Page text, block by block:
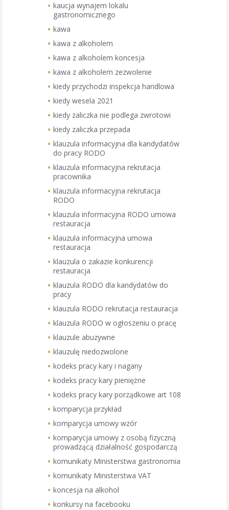
kaucja wynajem lokalu
gastronomicznego
kawa
kawa z alkoholem
kawa z alkoholem koncesja
kawa z alkoholem zezwolenie
kiedy przychodzi inspekcja handlowa
kiedy wesela 2021
kiedy zaliczka nie podlega zwrotowi
kiedy zaliczka przepada
klauzula informacyjna dla kandydatów
do pracy RODO
klauzula informacyjna rekrutacja
pracownika
klauzula informacyjna rekrutacja
RODO
klauzula informacyjna RODO umowa
restauracja
klauzula informacyjna umowa
restauracja
klauzula o zakazie konkurencji
restauracja
klauzula RODO dla kandydatów do
pracy
klauzula RODO rekrutacja restauracja
klauzula RODO w ogłoszeniu o pracę
klauzule abuzywne
klauzulę niedozwolone
kodeks pracy kary i nagany
kodeks pracy kary pieniężne
kodeks pracy kary porządkowe art 108
komparycja przykład
komparycja umowy wzór
komparycja umowy z osobą fizyczną
prowadzącą działalność gospodarczą
komunikaty Ministerstwa gastronomia
komunikaty Ministerstwa VAT
koncesja na alkohol
konkursy na facebooku